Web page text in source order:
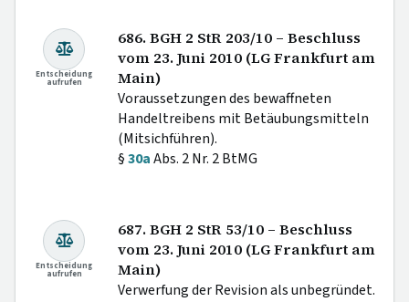
Entscheidung
aufrufen
686. BGH 2 StR 203/10 – Beschluss
vom 23. Juni 2010 (LG Frankfurt am
Main)
Voraussetzungen des bewaffneten
Handeltreibens mit Betäubungsmitteln
(Mitsichführen).
§30aAbs. 2 Nr. 2 BtMG
Entscheidung
aufrufen
687. BGH 2 StR 53/10 – Beschluss
vom 23. Juni 2010 (LG Frankfurt am
Main)
Verwerfung der Revision als unbegründet.